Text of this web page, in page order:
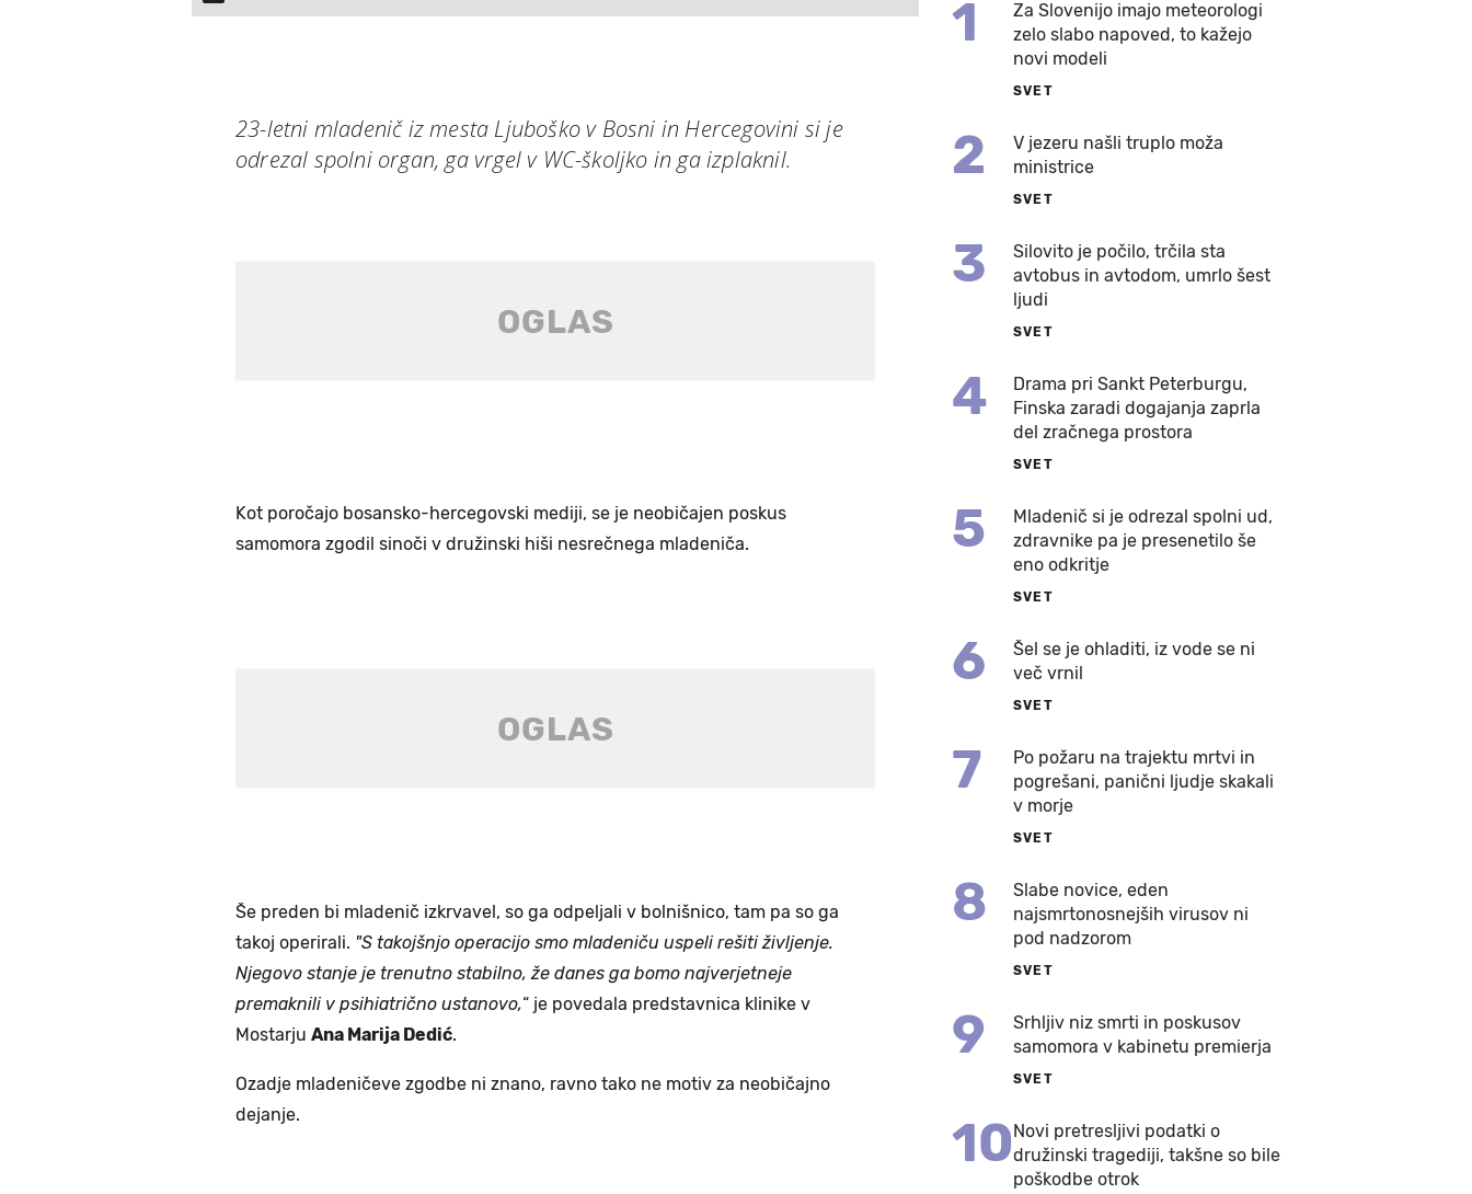
23-letni mladenič iz mesta Ljuboško v Bosni in Hercegovini si je
odrezal spolni organ, ga vrgel v WC-školjko in ga izplaknil.
Kot poročajo bosansko-hercegovski mediji, se je neobičajen poskus
samomora zgodil sinoči v družinski hiši nesrečnega mladeniča.
Še preden bi mladenič izkrvavel, so ga odpeljali v bolnišnico, tam pa so ga
takoj operirali. "S takojšnjo operacijo smo mladeniču uspeli rešiti življenje.
Njegovo stanje je trenutno stabilno, že danes ga bomo najverjetneje
premaknili v psihiatrično ustanovo,“ je povedala predstavnica klinike v
Mostarju Ana Marija Dedić.
Ozadje mladeničeve zgodbe ni znano, ravno tako ne motiv za neobičajno
dejanje.
1
Za Slovenijo imajo meteorologi
zelo slabo napoved, to kažejo
novi modeli
SVET
2
V jezeru našli truplo moža
ministrice
SVET
3
Silovito je počilo, trčila sta
avtobus in avtodom, umrlo šest
ljudi
SVET
4
Drama pri Sankt Peterburgu,
Finska zaradi dogajanja zaprla
del zračnega prostora
SVET
5
Mladenič si je odrezal spolni ud,
zdravnike pa je presenetilo še
eno odkritje
SVET
6
Šel se je ohladiti, iz vode se ni
več vrnil
SVET
7
Po požaru na trajektu mrtvi in
pogrešani, panični ljudje skakali
v morje
SVET
8
Slabe novice, eden
najsmrtonosnejših virusov ni
pod nadzorom
SVET
9
Srhljiv niz smrti in poskusov
samomora v kabinetu premierja
SVET
10Novi pretresljivi podatki o
družinski tragediji, takšne so bile
poškodbe otrok